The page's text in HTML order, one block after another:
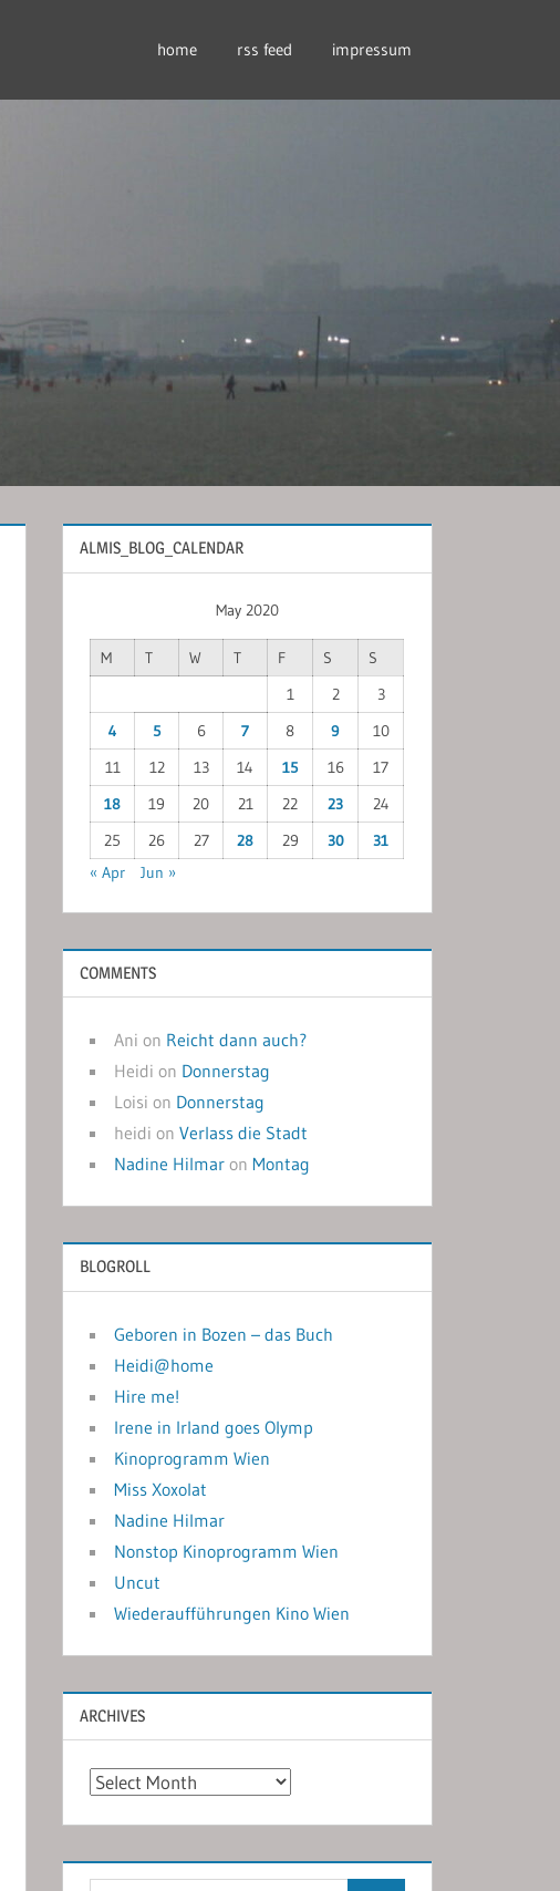
home rss feed impressum
ALMIS_BLOG_CALENDAR
May 2020
M T W T F S
S
1
2
3
4
5 6 7 8 9
10
11
12 13 14 15 16
17
18
19 20 21 22 23
24
25
26 27 28 29 30
31
« Apr
Jun »
COMMENTS
Ani on Reicht dann auch?
Heidi on Donnerstag
Loisi on Donnerstag
heidi onVerlass die Stadt
Nadine Hilmar onMontag
BLOGROLL
Geboren in Bozen – das Buch
Heidi@home
Hire me!
Irene in Irland goes Olymp
Kinoprogramm Wien
Miss Xoxolat
Nadine Hilmar
Nonstop Kinoprogramm Wien
Uncut
Wiederaufführungen Kino Wien
ARCHIVES
Archives